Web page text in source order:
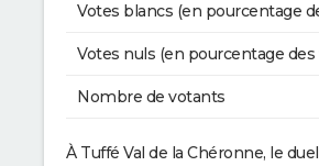
Votes blancs (en pourcentage
Votes nuls (en pourcentage
Nombre de votants
À Tuffé Val de la Chéronne, le